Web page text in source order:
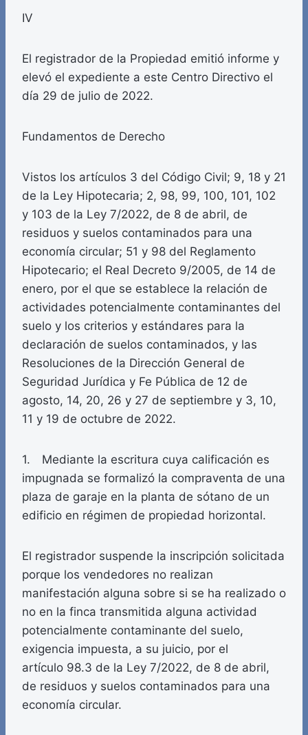
IV
El registrador de la Propiedad emitió informe y
elevó el expediente a este Centro Directivo el
día 29 de julio de 2022.
Fundamentos de Derecho
Vistos los artículos 3 del Código Civil; 9, 18 y 21
de la Ley Hipotecaria; 2, 98, 99, 100, 101, 102
y 103 de la Ley 7/2022, de 8 de abril, de
residuos y suelos contaminados para una
economía circular; 51 y 98 del Reglamento
Hipotecario; el Real Decreto 9/2005, de 14 de
enero, por el que se establece la relación de
actividades potencialmente contaminantes del
suelo y los criterios y estándares para la
declaración de suelos contaminados, y las
Resoluciones de la Dirección General de
Seguridad Jurídica y Fe Pública de 12 de
agosto, 14, 20, 26 y 27 de septiembre y 3, 10,
11 y 19 de octubre de 2022.
1. Mediante la escritura cuya calificación es
impugnada se formalizó la compraventa de una
plaza de garaje en la planta de sótano de un
edificio en régimen de propiedad horizontal.
El registrador suspende la inscripción solicitada
porque los vendedores no realizan
manifestación alguna sobre si se ha realizado o
no en la finca transmitida alguna actividad
potencialmente contaminante del suelo,
exigencia impuesta, a su juicio, por el
artículo 98.3 de la Ley 7/2022, de 8 de abril,
de residuos y suelos contaminados para una
economía circular.